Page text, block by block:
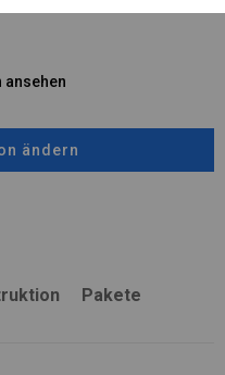
ansehen
ändern
Pakete